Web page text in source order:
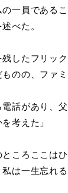
一員である
べた。
したフリッ
のの、ファ
電話があり、
考えた」
ところここは
私は一生忘れ